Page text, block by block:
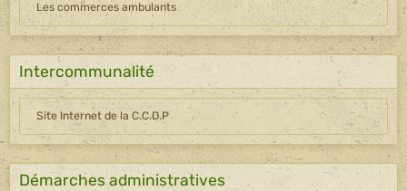
Les commerces ambulants
Intercommunalité
Site Internet de la C.C.D.P
Démarches administratives